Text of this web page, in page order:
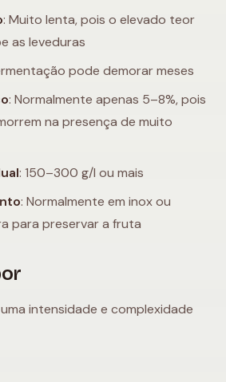
: Muito lenta, pois o elevado teor
as leveduras
pode demorar meses
: Normalmente apenas 5–8%, pois
na presença de muito
: 150–300 g/l ou mais
: Normalmente em inox ou
para preservar a fruta
intensidade e complexidade